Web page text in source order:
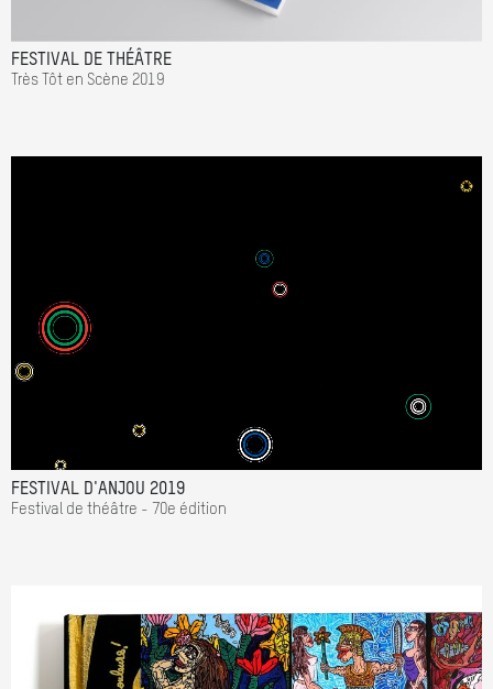
FESTIVAL DE THÉÂTRE
Très Tôt en Scène 2019
FESTIVAL D'ANJOU 2019
Festival de théâtre - 70e édition